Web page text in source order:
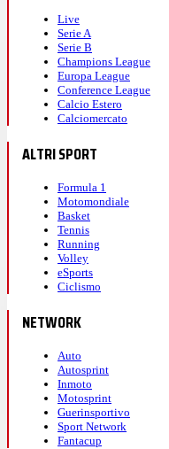
Live
Serie A
Serie B
Champions League
Europa League
Conference League
Calcio Estero
Calciomercato
ALTRI SPORT
Formula 1
Motomondiale
Basket
Tennis
Running
Volley
eSports
Ciclismo
NETWORK
Auto
Autosprint
Inmoto
Motosprint
Guerinsportivo
Sport Network
Fantacup